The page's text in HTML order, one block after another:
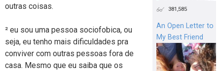
outras coisas.
² eu sou uma pessoa sociofobica, ou
seja, eu tenho mais dificuldades pra
conviver com outras pessoas fora de
casa. Mesmo que eu saiba que os
381,585
An Open Letter to
My Best Friend